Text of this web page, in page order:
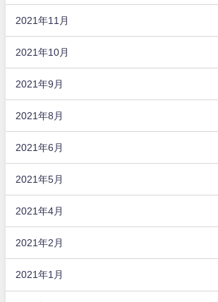
2021年11月
2021年10月
2021年9月
2021年8月
2021年6月
2021年5月
2021年4月
2021年2月
2021年1月